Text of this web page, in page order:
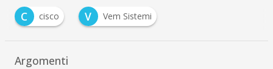
C
cisco V Vem Sistemi
Argomenti